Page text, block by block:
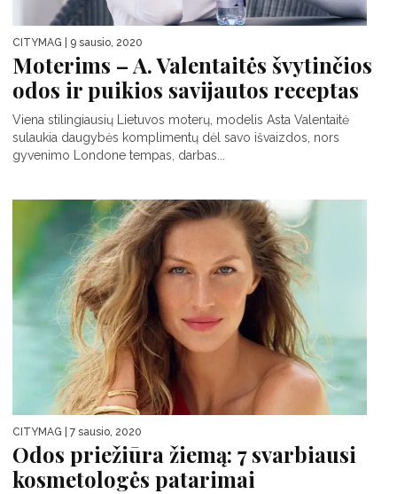
CITYMAG | 9 sausio, 2020
Moterims – A. Valentaitės švytinčios
odos ir puikios savijautos receptas
Viena stilingiausių Lietuvos moterų, modelis Asta Valentaitė
sulaukia daugybės komplimentų dėl savo išvaizdos, nors
gyvenimo Londone tempas, darbas...
CITYMAG | 7 sausio, 2020
Odos priežiūra žiemą: 7 svarbiausi
kosmetologės patarimai